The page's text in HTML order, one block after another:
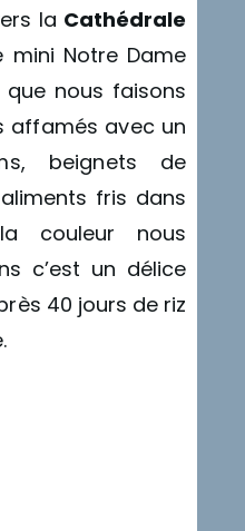
la Cathédrale
mini Notre Dame
nous faisons
affamés avec un
beignets de
fris dans
couleur nous
c’est un délice
40 jours de riz